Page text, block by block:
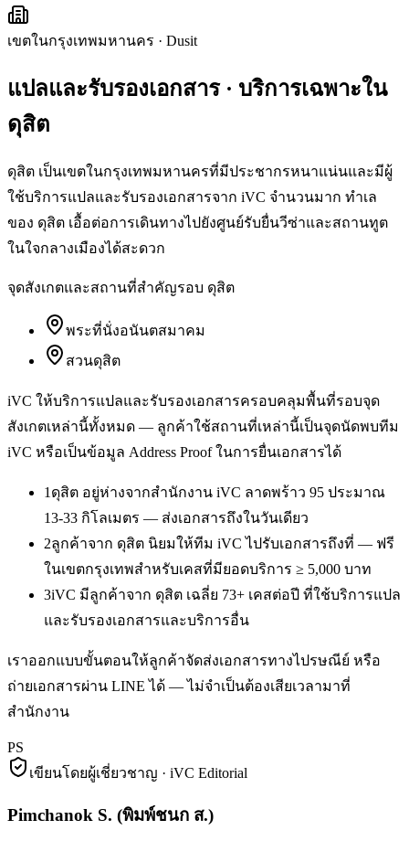
เขตในกรุงเทพมหานคร · Dusit
แปลและรับรองเอกสาร· บริการเฉพาะใน
ดุสิต
ดุสิต เป็นเขตในกรุงเทพมหานครที่มีประชากรหนาแน่นและมีผู้
ใช้บริการแปลและรับรองเอกสารจาก iVC จำนวนมาก ทำเล
ของ ดุสิต เอื้อต่อการเดินทางไปยังศูนย์รับยื่นวีซ่าและสถานทูต
ในใจกลางเมืองได้สะดวก
จุดสังเกตและสถานที่สำคัญรอบ ดุสิต
พระที่นั่งอนันตสมาคม
สวนดุสิต
iVC ให้บริการแปลและรับรองเอกสารครอบคลุมพื้นที่รอบจุด
สังเกตเหล่านี้ทั้งหมด — ลูกค้าใช้สถานที่เหล่านี้เป็นจุดนัดพบทีม
iVC หรือเป็นข้อมูล Address Proof ในการยื่นเอกสารได้
1ดุสิต อยู่ห่างจากสำนักงาน iVC ลาดพร้าว 95 ประมาณ
13-33 กิโลเมตร — ส่งเอกสารถึงในวันเดียว
2ลูกค้าจาก ดุสิต นิยมให้ทีม iVC ไปรับเอกสารถึงที่ — ฟรี
ในเขตกรุงเทพสำหรับเคสที่มียอดบริการ ≥ 5,000 บาท
3iVC มีลูกค้าจาก ดุสิต เฉลี่ย 73+ เคสต่อปี ที่ใช้บริการแปล
และรับรองเอกสารและบริการอื่น
เราออกแบบขั้นตอนให้ลูกค้าจัดส่งเอกสารทางไปรษณีย์ หรือ
ถ่ายเอกสารผ่าน LINE ได้ — ไม่จำเป็นต้องเสียเวลามาที่
สำนักงาน
PS
เขียนโดยผู้เชี่ยวชาญ · iVC Editorial
Pimchanok S. (พิมพ์ชนก ส.)